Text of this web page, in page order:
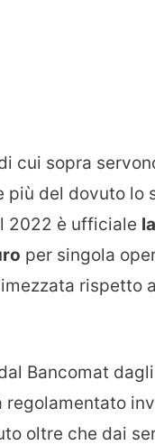
cui sopra
più del dovuto lo
2022 è ufficiale
per singola
rispetto
Bancomat dagli
regolamentato
oltre che dai